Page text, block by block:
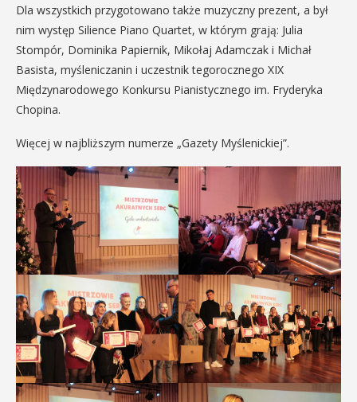
Dla wszystkich przygotowano także muzyczny prezent, a był
nim występ Silience Piano Quartet, w którym grają: Julia
Stompór, Dominika Papiernik, Mikołaj Adamczak i Michał
Basista, myśleniczanin i uczestnik tegorocznego XIX
Międzynarodowego Konkursu Pianistycznego im. Fryderyka
Chopina.
Więcej w najbliższym numerze „Gazety Myślenickiej”.